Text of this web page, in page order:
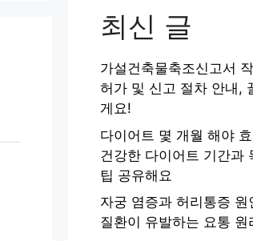
최신 글
가설건축물축조신고서
허가 및 신고 절차 안내,
게요!
다이어트 몇 개월 해야 효
건강한 다이어트 기간과
팁 공유해요
자궁 염증과 허리통증
질환이 유발하는 요통 원